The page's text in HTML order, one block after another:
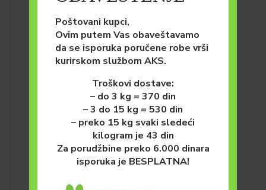
HRANA ZA PSE (SUVA)
Monge All Breeds Adult
Jagnjetina, Pirinač i Krompir
Poštovani kupci,
Ovim putem Vas obaveštavamo
da se isporuka poručene robe vrši
kurirskom službom AKS.
Troškovi dostave:
– do 3 kg = 370 din
– 3 do 15 kg = 530 din
– preko 15 kg svaki sledeći
kilogram je 43 din
Za porudžbine preko 6.000 dinara
isporuka je BESPLATNA!